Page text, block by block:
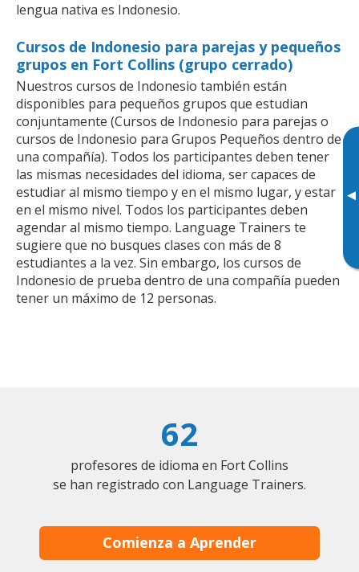
▸
lengua nativa es Indonesio.
Cursos de Indonesio para parejas y pequeños
grupos en Fort Collins (grupo cerrado)
Nuestros cursos de Indonesio también están
disponibles para pequeños grupos que estudian
conjuntamente (Cursos de Indonesio para parejas o
cursos de Indonesio para Grupos Pequeños dentro de
una compañía). Todos los participantes deben tener
las mismas necesidades del idioma, ser capaces de
estudiar al mismo tiempo y en el mismo lugar, y estar
en el mismo nivel. Todos los participantes deben
agendar al mismo tiempo. Language Trainers te
sugiere que no busques clases con más de 8
estudiantes a la vez. Sin embargo, los cursos de
Indonesio de prueba dentro de una compañía pueden
tener un máximo de 12 personas.
62
profesores de idioma en Fort Collins
se han registrado con Language Trainers.
Comienza a Aprender